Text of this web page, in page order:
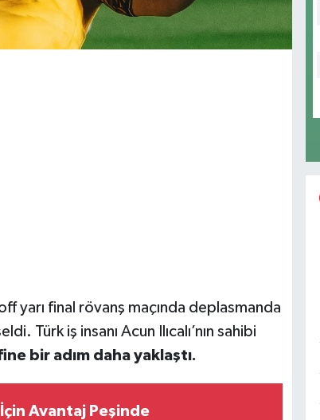
yarı final rövanş maçında deplasmanda
Türk iş insanı Acun Ilıcalı’nın sahibi
bir adım daha yaklaştı.
Avantaj Peşinde